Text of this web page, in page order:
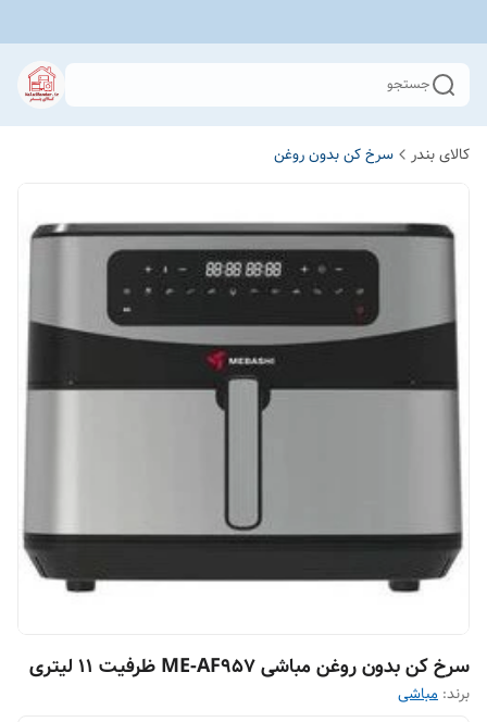
جستجو
کالای بندر سرخ کن بدون روغن
سرخ کن بدون روغن مباشی ME-AF957 ظرفیت 11 لیتری
برند: مباشی